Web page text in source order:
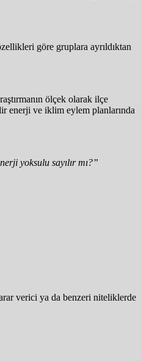
göre gruplara ayrıldıktan
ölçek olarak ilçe
enerji ve iklim eylem planlarında
yoksulu sayılır mı?”
verici ya da benzeri niteliklerde